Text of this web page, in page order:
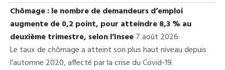
Chômage : le nombre de demandeurs d’emploi
augmente de 0,2 point, pour atteindre 8,3 % au
deuxième trimestre, selon l’Insee7 août 2026
Le taux de chômage a atteint son plus haut niveau depuis
l’automne 2020, affecté par la crise du Covid-19.